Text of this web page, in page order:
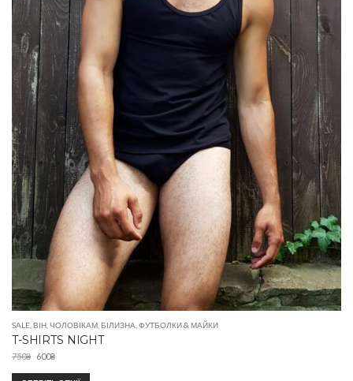
SALE ВІН ЧОЛОВІКАМ БІЛИЗНА ФУТБОЛКИ & МАЙКИ
T-SHIRTS NIGHT
750₴ 600₴